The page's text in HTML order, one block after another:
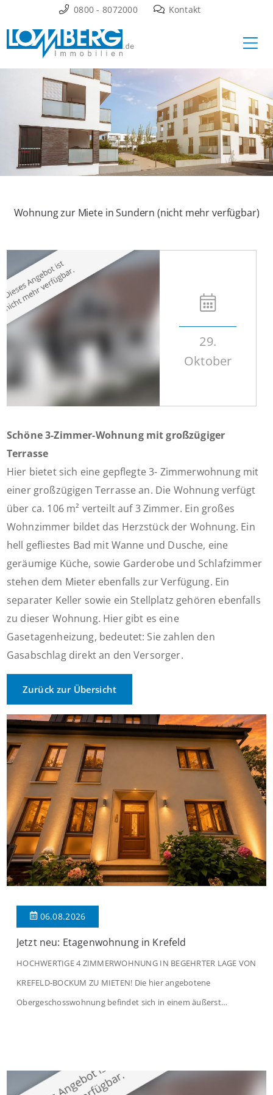
Inhalt
springen
0800 - 8072000 Kontakt
Wohnung zur Miete in Sundern (nicht mehr verfügbar)
29.
Oktober
Schöne 3-Zimmer-Wohnung mit großzügiger
Terrasse
Hier bietet sich eine gepflegte 3- Zimmerwohnung mit
einer großzügigen Terrasse an. Die Wohnung verfügt
über ca. 106 m² verteilt auf 3 Zimmer. Ein großes
Wohnzimmer bildet das Herzstück der Wohnung. Ein
hell gefliestes Bad mit Wanne und Dusche, eine
geräumige Küche, sowie Garderobe und Schlafzimmer
stehen dem Mieter ebenfalls zur Verfügung. Ein
separater Keller sowie ein Stellplatz gehören ebenfalls
zu dieser Wohnung. Hier gibt es eine
Gasetagenheizung, bedeutet: Sie zahlen den
Gasabschlag direkt an den Versorger.
Zurück zur Übersicht
06.08.2026
Jetzt neu: Etagenwohnung in Krefeld
HOCHWERTIGE 4 ZIMMERWOHNUNG IN BEGEHRTER LAGE VON
KREFELD-BOCKUM ZU MIETEN! Die hier angebotene
Obergeschosswohnung befindet sich in einem äußerst
großzügige Räume und eine hochwertige Ausstattung, die